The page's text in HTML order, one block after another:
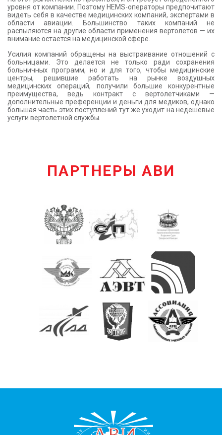
уровня от компании. Поэтому HEMS-операторы предпочитают
видеть себя в качестве медицинских компаний, экспертами в
области авиации. Большинство таких компаний не
распыляются на другие области применения вертолетов — их
внимание остается на медицинской сфере.
Усилия компаний обращены на выстраивание отношений с
больницами. Это делается не только ради сохранения
больничных программ, но и для того, чтобы медицинские
центры, решившие работать на рынке воздушных
медицинских операций, получили большие конкурентные
преимущества, ведь контракт с вертолетчиками —
дополнительные преференции и деньги для медиков, однако
большая часть этих поступлений тут же уходит на недешевые
услуги вертолетной службы.
ПАРТНЕРЫ АВИ